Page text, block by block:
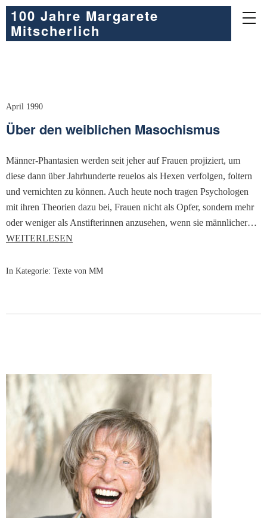
100 Jahre Margarete
Mitscherlich
April 1990
Über den weiblichen Masochismus
Männer-Phantasien werden seit jeher auf Frauen projiziert, um
diese dann über Jahrhunderte reuelos als Hexen verfolgen, foltern
und vernichten zu können. Auch heute noch tragen Psychologen
mit ihren Theorien dazu bei, Frauen nicht als Opfer, sondern mehr
oder weniger als Anstifterinnen anzusehen, wenn sie männlicher…
WEITERLESEN
In Kategorie: Texte von MM